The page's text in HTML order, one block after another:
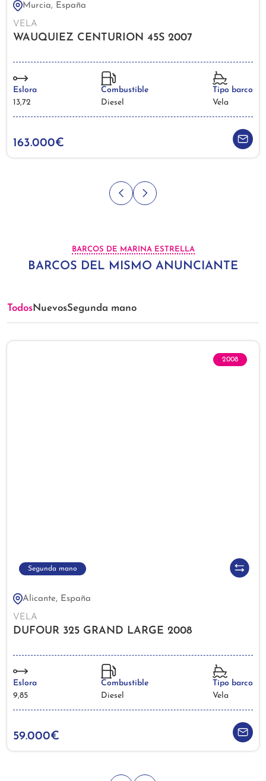
Murcia, España
VELA
WAUQUIEZ CENTURION 45S 2007
Eslora
13,72
Combustible
Diesel
Tipo barco
Vela
163.000€
BARCOS DE MARINA ESTRELLA
BARCOS DEL MISMO ANUNCIANTE
TodosNuevosSegunda mano
2008
Segunda mano
Alicante, España
VELA
DUFOUR 325 GRAND LARGE 2008
Eslora
9,85
Combustible
Diesel
Tipo barco
Vela
59.000€